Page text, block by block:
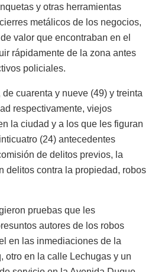
y otras herramientas
metálicos de los negocios,
valor que encontraban en el
rápidamente de la zona antes
policiales.
cuarenta y nueve (49) y treinta
respectivamente, viejos
la ciudad y a los que les figuran
(24) antecedentes
de delitos previos, la
delitos contra la propiedad, robos
pruebas que les
autores de los robos
en las inmediaciones de la
otro en la calle Lechugas y un